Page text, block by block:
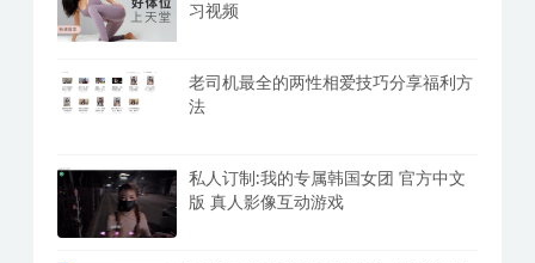
习视频
老司机最全的两性相爱技巧分享福利方
法
私人订制:我的专属韩国女团 官方中文
版 真人影像互动游戏